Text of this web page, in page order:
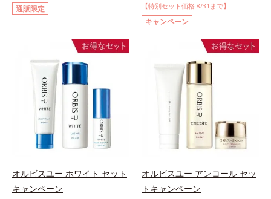
通販限定
【特別セット価格 8/31まで】
キャンペーン
オルビスユー ホワイト セット
キャンペーン
オルビスユー アンコール セッ
トキャンペーン